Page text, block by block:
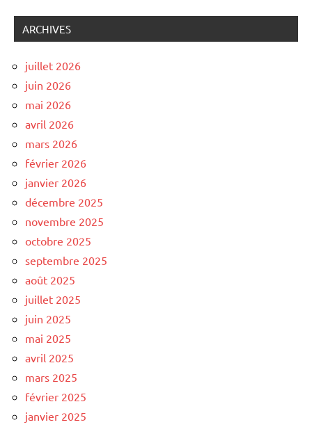
ARCHIVES
juillet 2026
juin 2026
mai 2026
avril 2026
mars 2026
février 2026
janvier 2026
décembre 2025
novembre 2025
octobre 2025
septembre 2025
août 2025
juillet 2025
juin 2025
mai 2025
avril 2025
mars 2025
février 2025
janvier 2025